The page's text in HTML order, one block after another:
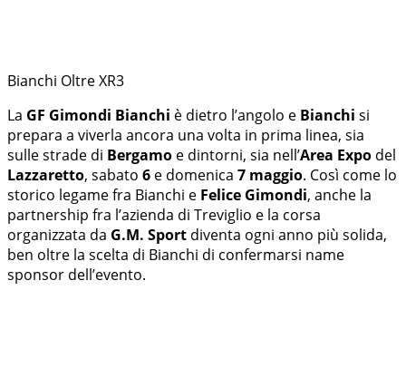
Bianchi Oltre XR3
La GF Gimondi Bianchi è dietro l’angolo e Bianchi si
prepara a viverla ancora una volta in prima linea, sia
sulle strade di Bergamo e dintorni, sia nell’Area Expo del
Lazzaretto, sabato 6 e domenica 7 maggio. Così come lo
storico legame fra Bianchi e Felice Gimondi, anche la
partnership fra l’azienda di Treviglio e la corsa
organizzata da G.M. Sport diventa ogni anno più solida,
ben oltre la scelta di Bianchi di confermarsi name
sponsor dell’evento.